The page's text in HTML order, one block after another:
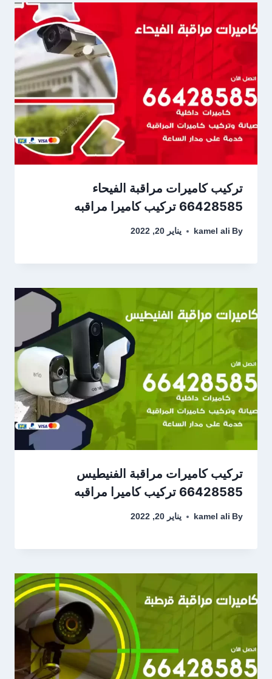
تركيب كاميرات مراقبة الفيحاء
66428585 تركيب كاميرا مراقبه
By
kamel ali يناير 20, 2022
تركيب كاميرات مراقبة الفنيطيس
66428585 تركيب كاميرا مراقبه
By
kamel ali يناير 20, 2022